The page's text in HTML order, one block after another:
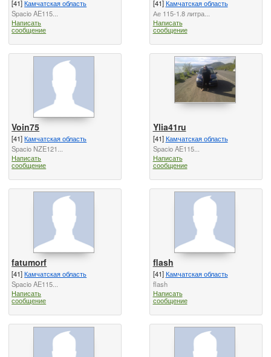
[41]Камчатская область
Spacio AE115...
Написать
сообщение
[41]Камчатская область
Ае 115-1.8 литра...
Написать
сообщение
Voin75
[41]Камчатская область
Spacio NZE121...
Написать
сообщение
Ylia41ru
[41]Камчатская область
Spacio AE115...
Написать
сообщение
fatumorf
[41]Камчатская область
Spacio AE115...
Написать
сообщение
flash
[41]Камчатская область
flash
Написать
сообщение